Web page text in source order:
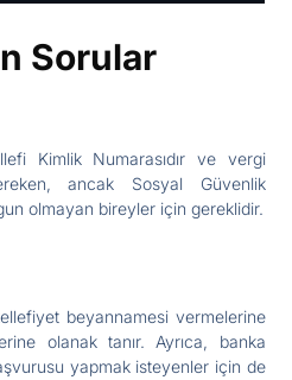
Sorular
Kimlik Numarasıdır ve vergi
ancak Sosyal Güvenlik
olmayan bireyler için gereklidir.
beyannamesi vermelerine
olanak tanır. Ayrıca, banka
yapmak isteyenler için de